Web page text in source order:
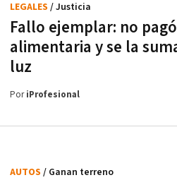
Fallo ejemplar: no
alimentaria y se la
luz
LEGALES / Justicia
PoriProfesional
AUTOS / Ganan terreno